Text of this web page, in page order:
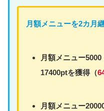
月額メニューを2カ月
月額メニュー5000
17400ptを獲得（
月額メニュー